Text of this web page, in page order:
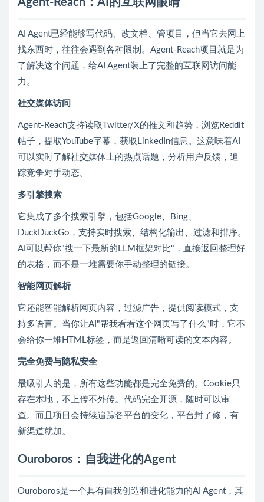
Agent-Reach：AI的互联网眼睛
AI Agent已经能够写代码、改文档、管项目，但当它去网上
找东西时，往往会遇到各种限制。Agent-Reach项目就是为
了解决这个问题，给AI Agent装上了完整的互联网访问能
力。
社交媒体访问
Agent-Reach支持读取Twitter/X的推文和趋势，浏览Reddit
帖子，提取YouTube字幕，获取LinkedIn信息。这意味着AI
可以实时了解社交媒体上的热点话题，分析用户反馈，追
踪竞争对手动态。
多引擎搜索
它集成了多个搜索引擎，包括Google、Bing、
DuckDuckGo，支持实时搜索、结构化输出、过滤和排序。
AI可以帮你"搜一下最新的LLM框架对比"，直接返回整理好
的表格，而不是一堆需要你手动整理的链接。
智能网页解析
它还能智能解析网页内容，过滤广告，提供阅读模式，支
持多语言。当你让AI"帮我看看这个网页写了什么"时，它不
会给你一堆HTML标签，而是返回清晰可读的文本内容。
完全免费与隐私安全
最吸引人的是，所有这些功能都是完全免费的。Cookie只
存在本地，不上传不外传。代码完全开源，随时可以审
查。而且项目会持续追踪各平台的变化，平台封了修，有
新渠道就加。
Ouroboros：自我进化的Agent
Ouroboros是一个具有自我创造和进化能力的AI Agent，其